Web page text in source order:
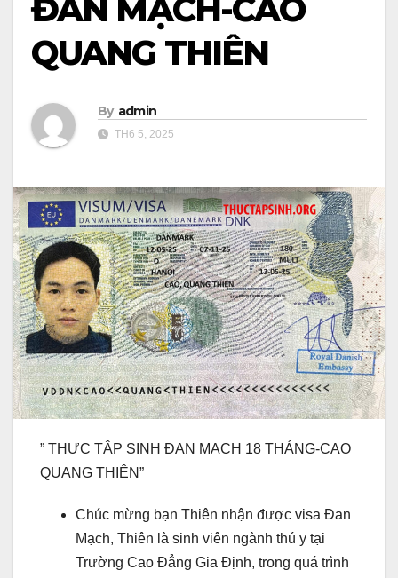
ĐAN MẠCH-CAO
QUANG THIÊN
By admin
TH6 5, 2025
” THỰC TẬP SINH ĐAN MẠCH 18 THÁNG-CAO
QUANG THIÊN”
Chúc mừng bạn Thiên nhận được visa Đan
Mạch, Thiên là sinh viên ngành thú y tại
Trường Cao Đẳng Gia Định, trong quá trình